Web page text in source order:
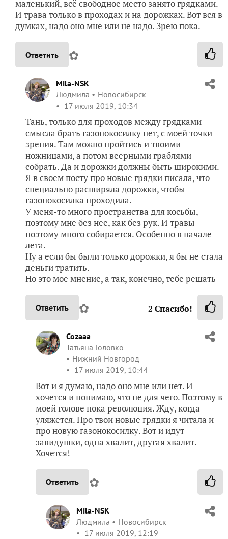
маленький, всё свободное место занято грядками.
И трава только в проходах и на дорожках. Вот вся в
думках, надо оно мне или не надо. Зрею пока.
Ответить ✿
Mila-NSK
Людмила
Новосибирск
17 июля 2019, 10:34
Тань, только для проходов между грядками
смысла брать газонокосилку нет, с моей точки
зрения. Там можно пройтись и твоими
ножницами, а потом веерными граблями
собрать. Да и дорожки должны быть широкими.
Я в своем посту про новые грядки писала, что
специально расширяла дорожки, чтобы
газонокосилка проходила.
У меня-то много пространства для косьбы,
поэтому мне без нее, как без рук. И травы
поэтому много собирается. Особенно в начале
лета.
Ну а если бы были только дорожки, я бы не стала
деньги тратить.
Но это мое мнение, а так, конечно, тебе решать
Ответить ✿ 2 Спасибо!
Cozaaa
Татьяна Головко
Нижний Новгород
17 июля 2019, 10:44
Вот и я думаю, надо оно мне или нет. И
хочется и понимаю, что не для чего. Поэтому в
моей голове пока революция. Жду, когда
уляжется. Про твои новые грядки я читала и
про новую газонокосилку. Вот и идут
завидушки, одна хвалит, другая хвалит.
Хочется!
Ответить ✿
Mila-NSK
Людмила
Новосибирск
17 июля 2019, 12:19